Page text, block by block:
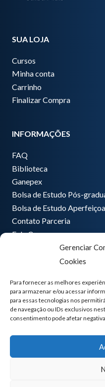
Gerenciar
Cookies
Para fornecer as melhores
para armazenar e/ou acessar
para essas tecnologias nos
de navegação ou IDs exclusivos
consentimento pode afetar
SUA LOJA
Cursos
Minha conta
Carrinho
Finalizar Compra
INFORMAÇÕES
FAQ
Biblioteca
Ganepex
Bolsa de Estudo Pós-
Bolsa de Estudo
Contato Parceria
Fale Conosco